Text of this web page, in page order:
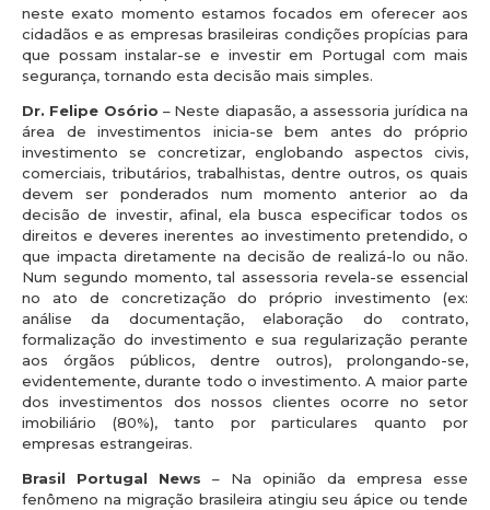
neste exato momento estamos focados em oferecer aos
cidadãos e as empresas brasileiras condições propícias para
que possam instalar-se e investir em Portugal com mais
segurança, tornando esta decisão mais simples.
Dr. Felipe Osório – Neste diapasão, a assessoria jurídica na
área de investimentos inicia-se bem antes do próprio
investimento se concretizar, englobando aspectos civis,
comerciais, tributários, trabalhistas, dentre outros, os quais
devem ser ponderados num momento anterior ao da
decisão de investir, afinal, ela busca especificar todos os
direitos e deveres inerentes ao investimento pretendido, o
que impacta diretamente na decisão de realizá-lo ou não.
Num segundo momento, tal assessoria revela-se essencial
no ato de concretização do próprio investimento (ex:
análise da documentação, elaboração do contrato,
formalização do investimento e sua regularização perante
aos órgãos públicos, dentre outros), prolongando-se,
evidentemente, durante todo o investimento. A maior parte
dos investimentos dos nossos clientes ocorre no setor
imobiliário (80%), tanto por particulares quanto por
empresas estrangeiras.
Brasil Portugal News – Na opinião da empresa esse
fenômeno na migração brasileira atingiu seu ápice ou tende